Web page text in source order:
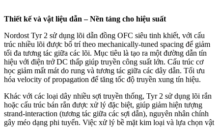
Thiết kế và vật liệu dẫn – Nền tảng cho hiệu suất
Nordost Tyr 2 sử dụng lõi dẫn đồng OFC siêu tinh khiết, với cấu
trúc nhiều lõi được bố trí theo mechanically-tuned spacing để giảm
tối đa tương tác giữa các lõi. Mục tiêu là tạo ra một đường dẫn tín
hiệu với điện trở DC thấp giúp truyền công suất lớn. Cấu trúc cơ
học giảm mất mát do rung và tương tác giữa các dây dẫn. Tối ưu
hóa velocity of propagation để tăng tốc độ truyền xung tín hiệu.
Khác với các loại dây nhiều sợi truyền thống, Tyr 2 sử dụng lõi rắn
hoặc cấu trúc bán rắn được xử lý đặc biệt, giúp giảm hiện tượng
strand-interaction (tương tác giữa các sợi dẫn), nguyên nhân chính
gây méo dạng phi tuyến. Việc xử lý bề mặt kim loại và lựa chọn vật